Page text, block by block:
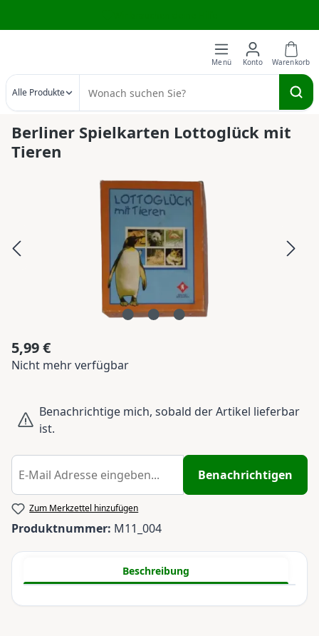
Alle Produkte
Berliner Spielkarten Lottoglück mit
Tieren
Regulärer Preis:
5,99 €
Nicht mehr verfügbar
Benachrichtige mich, sobald der Artikel lieferbar
ist.
Benachrichtigen
Zum Merkzettel hinzufügen
Produktnummer: M11_004
Beschreibung